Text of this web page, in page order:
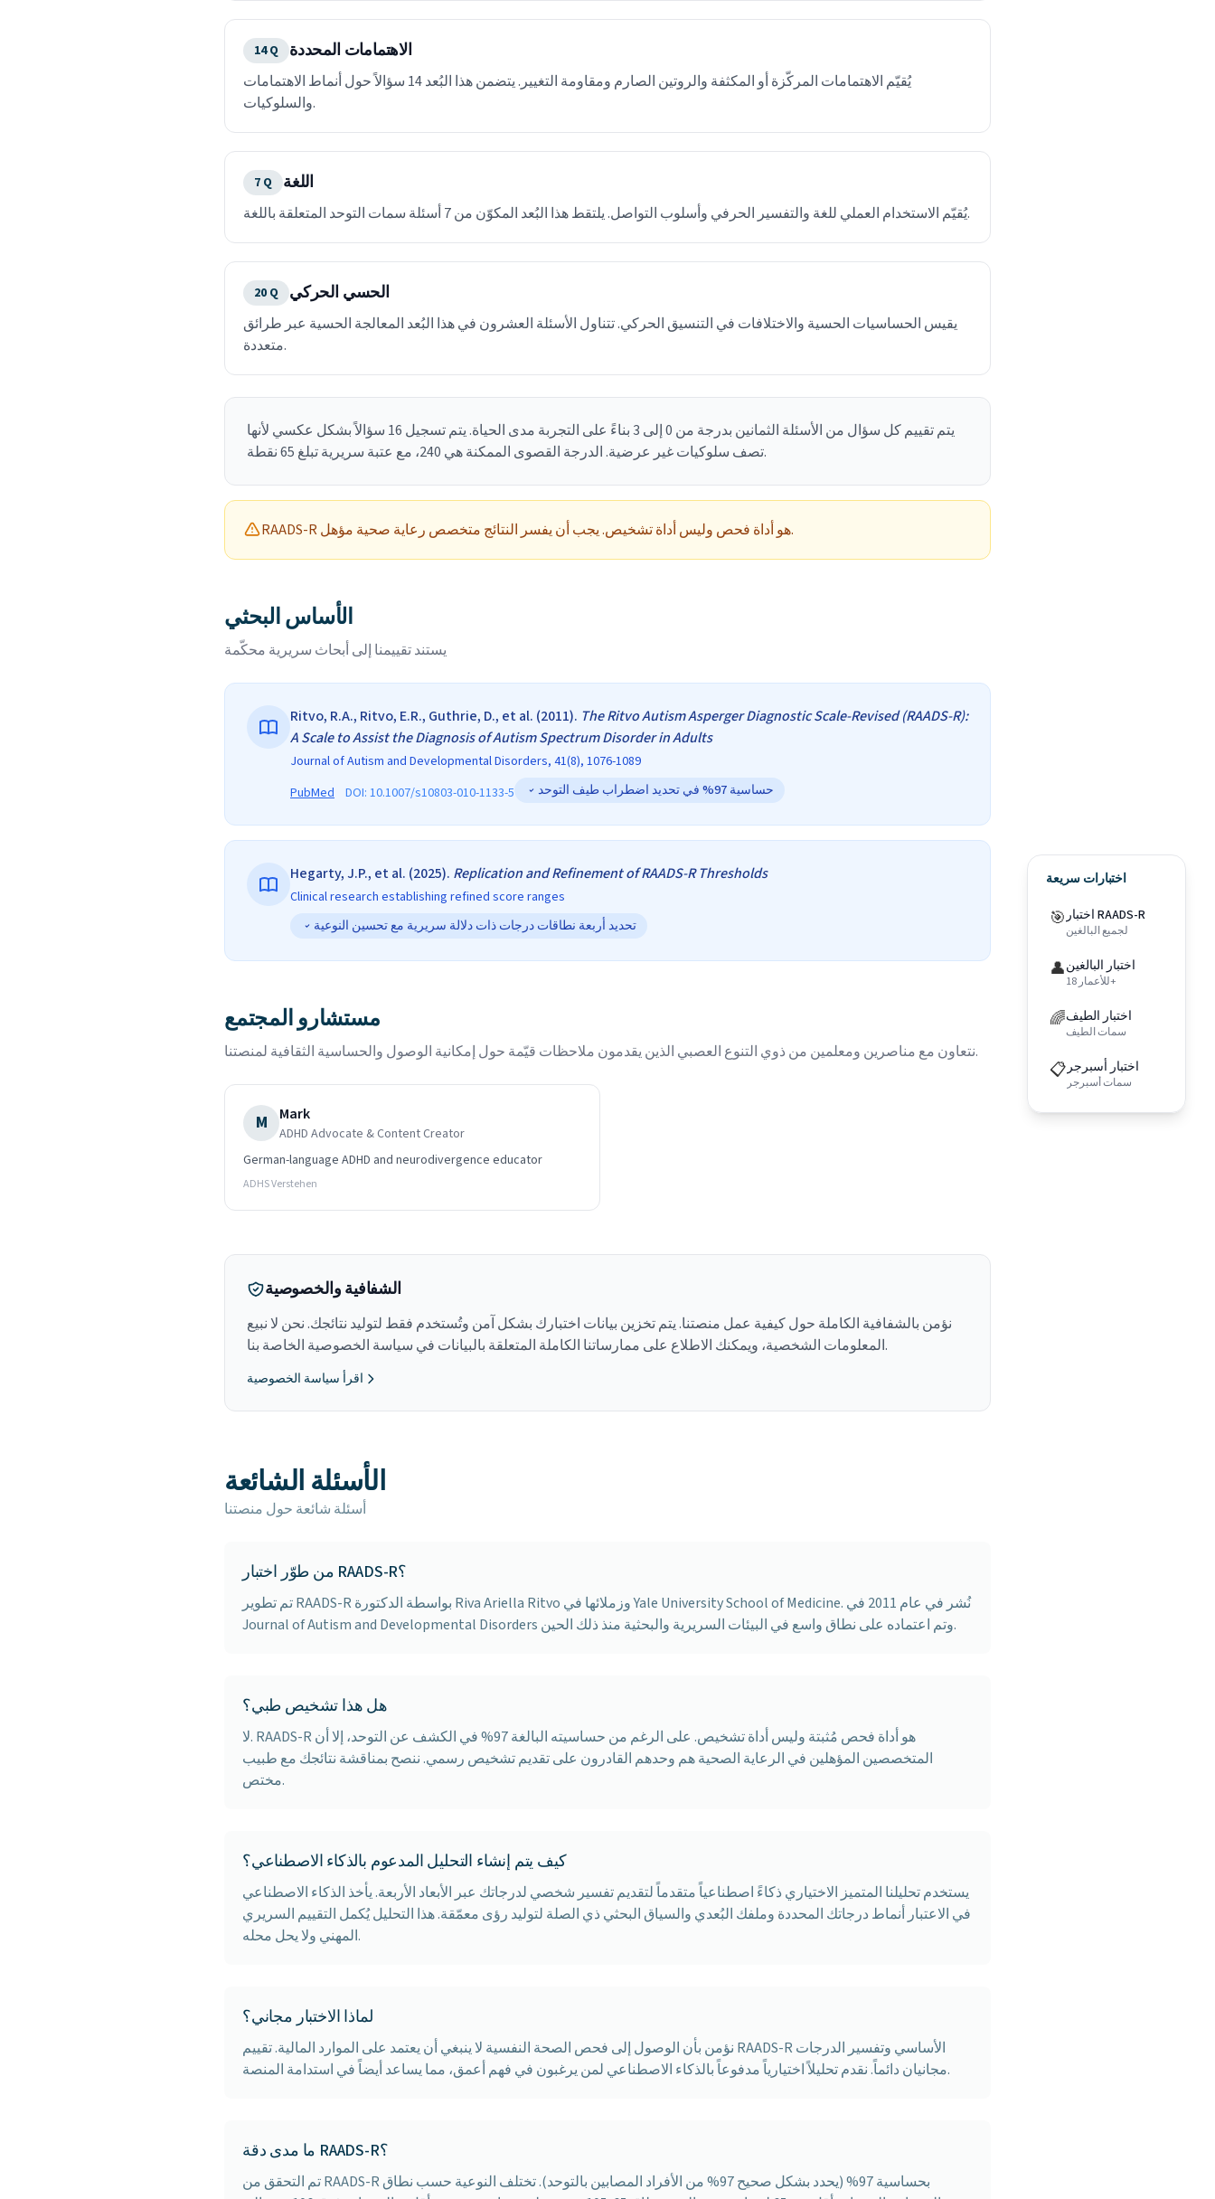
14Q الاهتمامات المحددة
يُقيّم الاهتمامات المركّزة أو المكثفة والروتين الصارم ومقاومة التغيير. يتضمن هذا البُعد 14 سؤالاً حول أنماط الاهتمامات
والسلوكيات.
7 Q اللغة
يُقيّم الاستخدام العملي للغة والتفسير الحرفي وأسلوب التواصل. يلتقط هذا البُعد المكوّن من 7 أسئلة سمات التوحد المتعلقة باللغة.
20 Q الحسي الحركي
يقيس الحساسيات الحسية والاختلافات في التنسيق الحركي. تتناول الأسئلة العشرون في هذا البُعد المعالجة الحسية عبر طرائق
متعددة.
يتم تقييم كل سؤال من الأسئلة الثمانين بدرجة من 0 إلى 3 بناءً على التجربة مدى الحياة. يتم تسجيل 16 سؤالاً بشكل عكسي لأنها
تصف سلوكيات غير عرضية. الدرجة القصوى الممكنة هي 240، مع عتبة سريرية تبلغ 65 نقطة.
RAADS-R هو أداة فحص وليس أداة تشخيص. يجب أن يفسر النتائج متخصص رعاية صحية مؤهل.
الأساس البحثي
يستند تقييمنا إلى أبحاث سريرية محكّمة
Ritvo, R.A., Ritvo, E.R., Guthrie, D., et al. (2011). The Ritvo Autism Asperger Diagnostic Scale-Revised (RAADS-R):
A Scale to Assist the Diagnosis of Autism Spectrum Disorder in Adults
Journal of Autism and Developmental Disorders, 41(8), 1076-1089
PubMed DOI: 10.1007/s10803-010-1133-5 حساسية 97% في تحديد اضطراب طيف التوحد
Hegarty, J.P., et al. (2025). Replication and Refinement of RAADS-R Thresholds
Clinical research establishing refined score ranges
تحديد أربعة نطاقات درجات ذات دلالة سريرية مع تحسين النوعية
مستشارو المجتمع
نتعاون مع مناصرين ومعلمين من ذوي التنوع العصبي الذين يقدمون ملاحظات قيّمة حول إمكانية الوصول والحساسية الثقافية لمنصتنا.
M Mark
ADHD Advocate & Content Creator
German-language ADHD and neurodivergence educator
ADHS Verstehen
الشفافية والخصوصية
نؤمن بالشفافية الكاملة حول كيفية عمل منصتنا. يتم تخزين بيانات اختبارك بشكل آمن وتُستخدم فقط لتوليد نتائجك. نحن لا نبيع
المعلومات الشخصية، ويمكنك الاطلاع على ممارساتنا الكاملة المتعلقة بالبيانات في سياسة الخصوصية الخاصة بنا.
اقرأ سياسة الخصوصية
الأسئلة الشائعة
أسئلة شائعة حول منصتنا
من طوّر اختبار RAADS-R؟
تم تطوير RAADS-R بواسطة الدكتورة Riva Ariella Ritvo وزملائها في Yale University School of Medicine. نُشر في عام 2011 في
Journal of Autism and Developmental Disorders وتم اعتماده على نطاق واسع في البيئات السريرية والبحثية منذ ذلك الحين.
هل هذا تشخيص طبي؟
لا. RAADS-R هو أداة فحص مُثبتة وليس أداة تشخيص. على الرغم من حساسيته البالغة 97% في الكشف عن التوحد، إلا أن
المتخصصين المؤهلين في الرعاية الصحية هم وحدهم القادرون على تقديم تشخيص رسمي. ننصح بمناقشة نتائجك مع طبيب
مختص.
كيف يتم إنشاء التحليل المدعوم بالذكاء الاصطناعي؟
يستخدم تحليلنا المتميز الاختياري ذكاءً اصطناعياً متقدماً لتقديم تفسير شخصي لدرجاتك عبر الأبعاد الأربعة. يأخذ الذكاء الاصطناعي
في الاعتبار أنماط درجاتك المحددة وملفك البُعدي والسياق البحثي ذي الصلة لتوليد رؤى معمّقة. هذا التحليل يُكمل التقييم السريري
المهني ولا يحل محله.
لماذا الاختبار مجاني؟
نؤمن بأن الوصول إلى فحص الصحة النفسية لا ينبغي أن يعتمد على الموارد المالية. تقييم RAADS-R الأساسي وتفسير الدرجات
مجانيان دائماً. نقدم تحليلاً اختيارياً مدفوعاً بالذكاء الاصطناعي لمن يرغبون في فهم أعمق، مما يساعد أيضاً في استدامة المنصة.
ما مدى دقة RAADS-R؟
تم التحقق من RAADS-R بحساسية 97% (يحدد بشكل صحيح 97% من الأفراد المصابين بالتوحد). تختلف النوعية حسب نطاق
اختبارات سريعة
🎯 اختبار RAADS-R
لجميع البالغين
👤اختبار البالغين
للأعمار 18+
🌈اختبار الطيف
سمات الطيف
📋اختبار أسبرجر
سمات أسبرجر